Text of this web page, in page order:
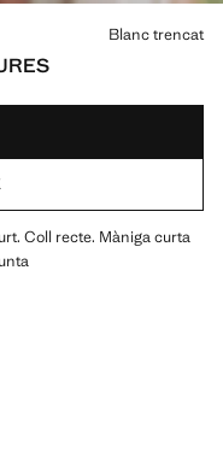
Blanc trencat
Coll recte. Màniga curta